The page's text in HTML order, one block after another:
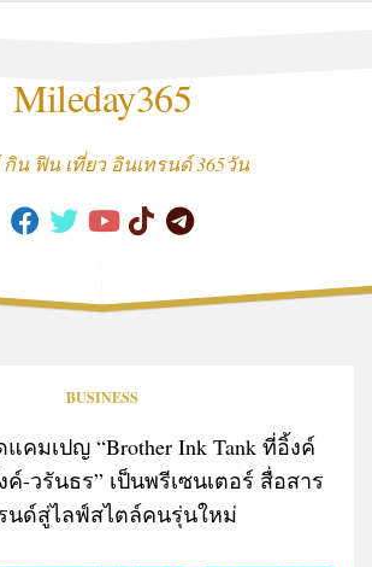
Mileday365
กิน ฟิน เที่ยว อินเทรนด์ 365วัน
BUSINESS
แคมเปญ “Brother Ink Tank ที่อิ้งค์
ค์-วรันธร” เป็นพรีเซนเตอร์ สื่อสาร
นด์สู่ไลฟ์สไตล์คนรุ่นใหม่